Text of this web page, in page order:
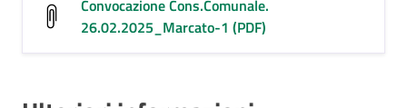
Convocazione Cons.Comunale.
26.02.2025_Marcato-1 (PDF)